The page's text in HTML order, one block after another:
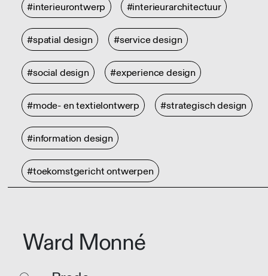
#interieurontwerp #interieurarchitectuur
#spatial design #service design
#social design #experience design
#mode- en textielontwerp #strategisch design
#information design
#toekomstgericht ontwerpen
Ward Monné